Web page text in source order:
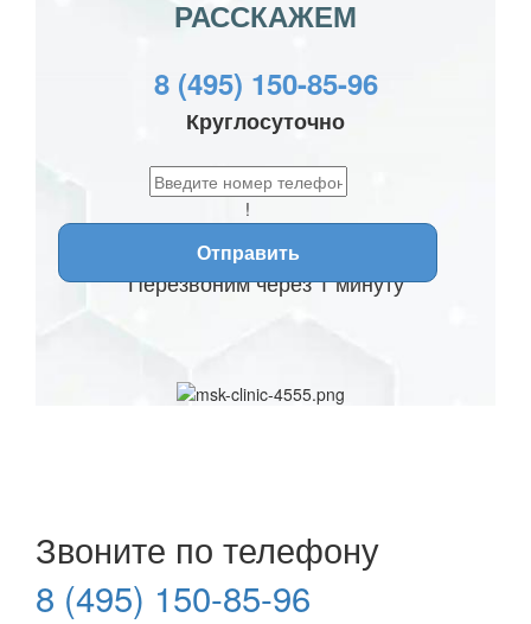
РАССКАЖЕМ
8 (495) 150-85-96
Круглосуточно
!
Отправить
Перезвоним через 1 минуту
Звоните по телефону
8 (495) 150-85-96